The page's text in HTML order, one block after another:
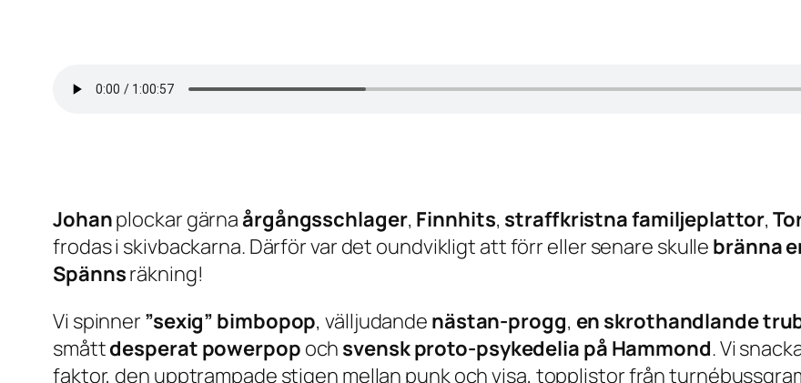
Johanplockar gärnaårgångsschlager, Finnhits, straffkristna familjeplattor,
frodas i skivbackarna. Därför var det oundvikligt att förr eller senare skulle bränna
Spännsräkning!
Vi spinner ”sexig” bimbopop, välljudande nästan-progg, en skrothandlande
småttdesperat powerpop och svensk proto-psykedelia på Hammond. Vi
faktor, den upptrampade stigen mellan punk och visa, topplistor från